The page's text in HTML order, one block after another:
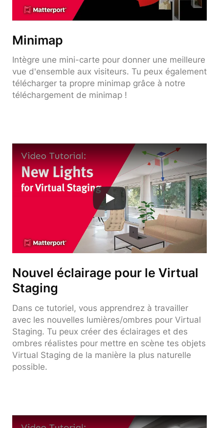
Minimap
Intègre une mini-carte pour donner une meilleure
vue d'ensemble aux visiteurs. Tu peux également
télécharger ta propre minimap grâce à notre
téléchargement de minimap !
Nouvel éclairage pour le Virtual
Staging
Dans ce tutoriel, vous apprendrez à travailler
avec les nouvelles lumières/ombres pour Virtual
Staging. Tu peux créer des éclairages et des
ombres réalistes pour mettre en scène tes objets
Virtual Staging de la manière la plus naturelle
possible.